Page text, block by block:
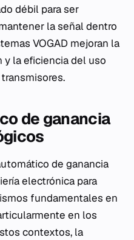
débil para ser
la señal dentro
VOGAD mejoran la
y la eficiencia del uso
de ganancia
de ganancia
electrónica para
fundamentales en
en los
contextos, la